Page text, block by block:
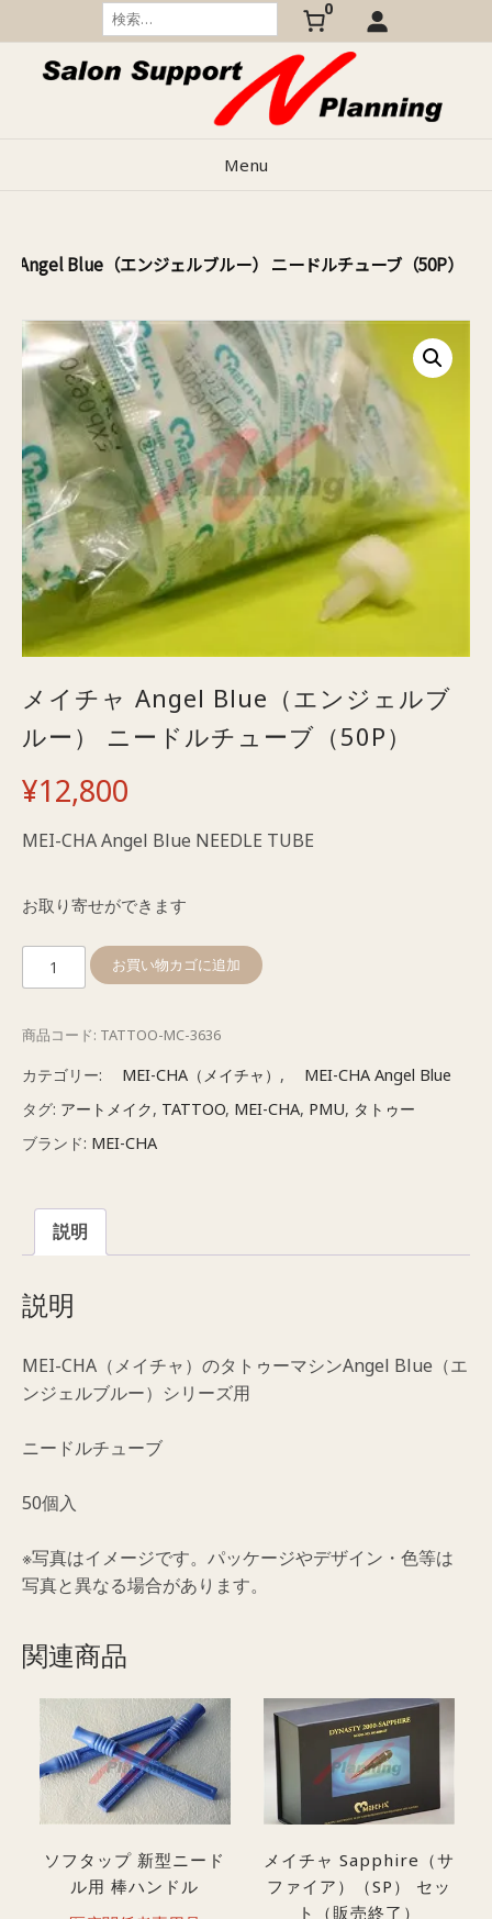
to
content
検
索:
0
Menu
Angel Blue（エンジェルブルー） ニードルチューブ（50P）
メイチャ Angel Blue（エンジェルブ
ルー） ニードルチューブ（50P）
¥12,800
MEI-CHA Angel Blue NEEDLE TUBE
お取り寄せができます
イ
ャ
Angel
ン
ジ
ル
ル
ー）
ニ
ド
ル
ュ
ブ
個
お買い物カゴに追加
商品コード: TATTOO-MC-3636
カテゴリー: MEI-CHA（メイチャ） ,
MEI-CHA Angel Blue
タグ: アートメイク, TATTOO, MEI-CHA, PMU, タトゥー
ブランド: MEI-CHA
説明
説明
MEI-CHA（メイチャ）のタトゥーマシンAngel Blue（エ
ンジェルブルー）シリーズ用
ニードルチューブ
50個入
※写真はイメージです。パッケージやデザイン・色等は
写真と異なる場合があります。
関連商品
ソフタップ 新型ニード
ル用 棒ハンドル
メイチャ Sapphire（サ
ファイア）（SP） セッ
ト（販売終了）